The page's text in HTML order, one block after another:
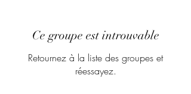
Ce groupe est introuvable
Retournez à la liste des groupes et
réessayez.